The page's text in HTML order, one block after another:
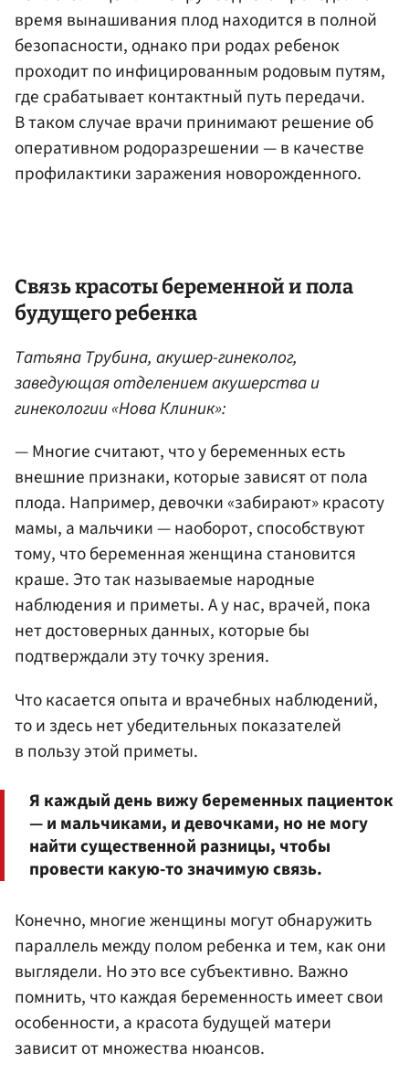
время вынашивания плод находится в полной
безопасности, однако при родах ребенок
проходит по инфицированным родовым путям,
где срабатывает контактный путь передачи.
В таком случае врачи принимают решение об
оперативном родоразрешении — в качестве
профилактики заражения новорожденного.
Связь красоты беременной и пола
будущего ребенка
Татьяна Трубина, акушер-гинеколог,
заведующая отделением акушерства и
гинекологии «Нова Клиник»:
— Многие считают, что у беременных есть
внешние признаки, которые зависят от пола
плода. Например, девочки «забирают» красоту
мамы, а мальчики — наоборот, способствуют
тому, что беременная женщина становится
краше. Это так называемые народные
наблюдения и приметы. А у нас, врачей, пока
нет достоверных данных, которые бы
подтверждали эту точку зрения.
Что касается опыта и врачебных наблюдений,
то и здесь нет убедительных показателей
в пользу этой приметы.
Я каждый день вижу беременных пациенток
— и мальчиками, и девочками, но не могу
найти существенной разницы, чтобы
провести какую-то значимую связь.
Конечно, многие женщины могут обнаружить
параллель между полом ребенка и тем, как они
выглядели. Но это все субъективно. Важно
помнить, что каждая беременность имеет свои
особенности, а красота будущей матери
зависит от множества нюансов.